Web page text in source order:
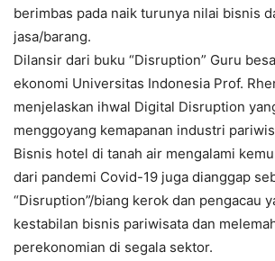
berimbas pada naik turunya nilai bisnis
jasa/barang.
Dilansir dari buku “Disruption” Guru
ekonomi Universitas Indonesia Prof.
menjelaskan ihwal Digital Disruption
menggoyang kemapanan industri
Bisnis hotel di tanah air mengalami
dari pandemi Covid-19 juga dianggap
“Disruption”/biang kerok dan pengacau
kestabilan bisnis pariwisata dan
perekonomian di segala sektor.